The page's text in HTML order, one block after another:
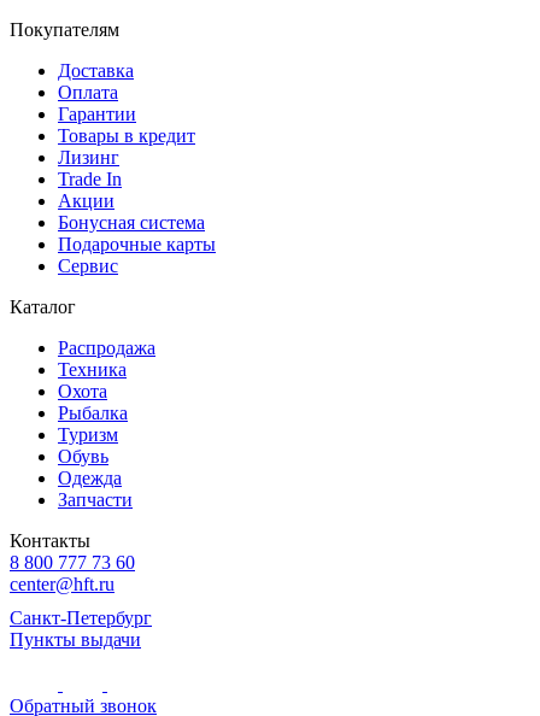
Покупателям
Доставка
Оплата
Гарантии
Товары в кредит
Лизинг
Trade In
Акции
Бонусная система
Подарочные карты
Сервис
Каталог
Распродажа
Техника
Охота
Рыбалка
Туризм
Обувь
Одежда
Запчасти
Контакты
8 800 777 73 60
center@hft.ru
Санкт-Петербург
Пункты выдачи
Обратный звонок